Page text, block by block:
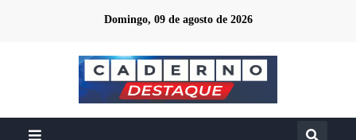
Domingo, 09 de agosto de 2026